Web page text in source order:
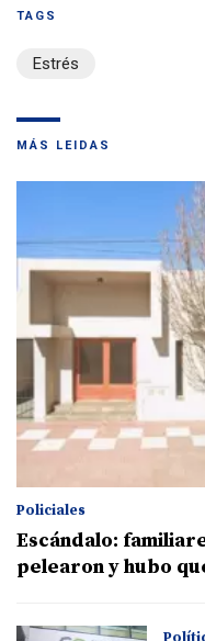
TAGS
Estrés
MÁS LEIDAS
Policiales
Escándalo:
pelearon y hubo